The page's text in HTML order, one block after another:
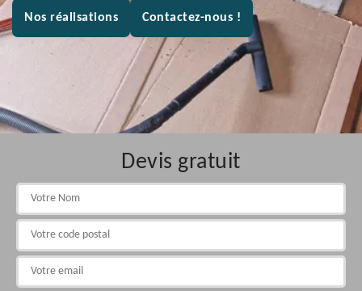
Nos réalisations Contactez-nous !
Devis gratuit